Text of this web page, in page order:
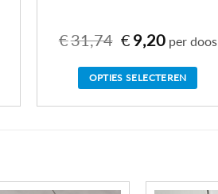
€31,74 Oorspronkelijke
prijs
€31,74.
€ 9,20Huidige
prijs
€9,20.
per doos
OPTIES SELECTEREN